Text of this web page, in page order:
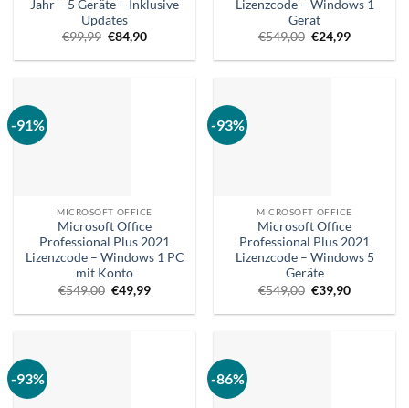
Jahr – 5 Geräte – Inklusive
Updates
€99,99 Ursprünglicher
Preis
war:
€84,90Aktueller
ist:
Lizenzcode – Windows 1
Gerät
€549,00 Ursprünglicher
Preis
war:
€24,99Aktueller
ist:
-91%
MICROSOFT OFFICE
Microsoft Office
Professional Plus 2021
Lizenzcode – Windows 1 PC
mit Konto
€549,00 Ursprünglicher
Preis
war:
€49,99Aktueller
ist:
-93%
MICROSOFT OFFICE
Microsoft Office
Professional Plus 2021
Lizenzcode – Windows 5
Geräte
€549,00 Ursprünglicher
Preis
war:
€39,90Aktueller
ist:
-93% -86%